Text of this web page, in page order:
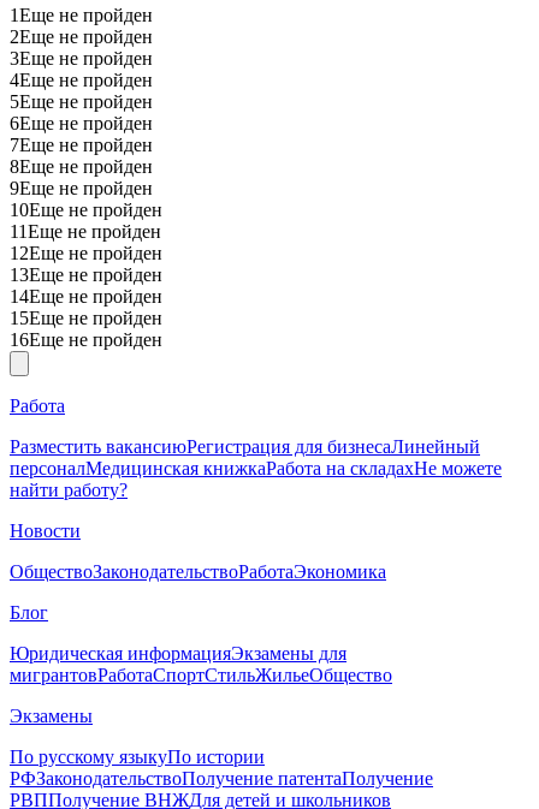
1Еще не пройден
2Еще не пройден
3Еще не пройден
4Еще не пройден
5Еще не пройден
6Еще не пройден
7Еще не пройден
8Еще не пройден
9Еще не пройден
10Еще не пройден
11Еще не пройден
12Еще не пройден
13Еще не пройден
14Еще не пройден
15Еще не пройден
16Еще не пройден
Работа
Разместить вакансиюРегистрация для бизнесаЛинейный
персоналМедицинская книжкаРабота на складахНе можете
найти работу?
Новости
ОбществоЗаконодательствоРаботаЭкономика
Блог
Юридическая информацияЭкзамены для
мигрантовРаботаСпортСтильЖильеОбщество
Экзамены
По русскому языкуПо истории
РФЗаконодательствоПолучение патентаПолучение
РВППолучение ВНЖДля детей и школьников